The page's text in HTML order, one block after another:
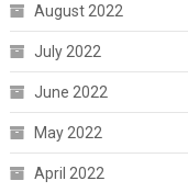
August 2022
July 2022
June 2022
May 2022
April 2022